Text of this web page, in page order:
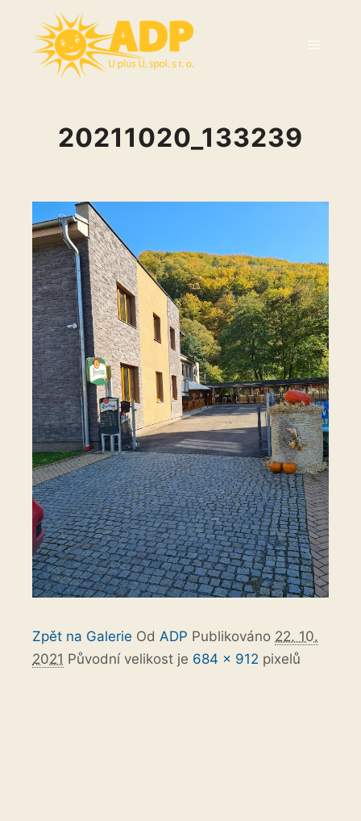
20211020_133239
Zpět na Galerie Od ADP Publikováno 22. 10.
2021 Původní velikost je 684 × 912 pixelů